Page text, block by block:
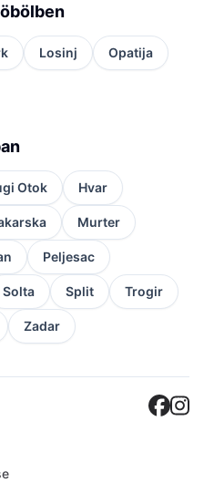
Losinj Opatija
Otok Hvar
Murter
Peljesac
Solta Split Trogir
Zadar